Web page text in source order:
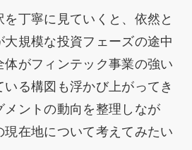
丁寧に見ていくと、依然と
大規模な投資フェーズの途中
がフィンテック事業の強い
る構図も浮かび上がってき
メントの動向を整理しなが
現在地について考えてみたい